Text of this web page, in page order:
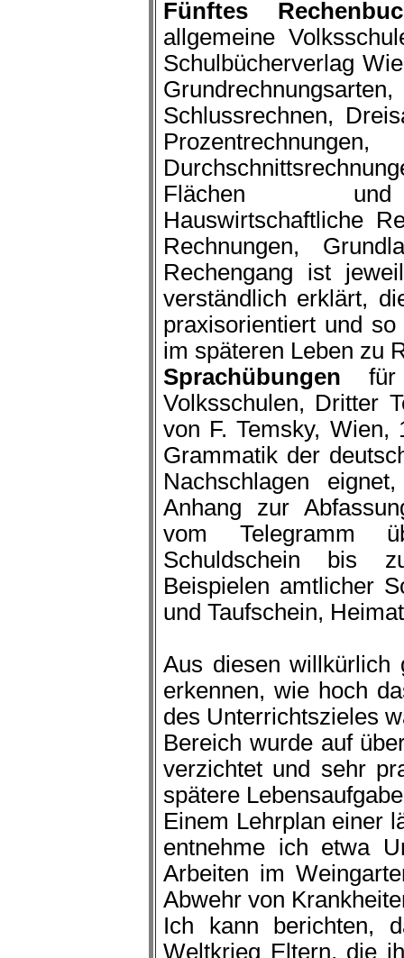
Fünftes
allgemeine
Schulbücherverlag
Schlussrechnen,
Flächen und
Hauswirtschaftliche
Rechnungen,
Rechengang ist
verständlich erklärt,
praxisorientiert und
im späteren Leben zu
Sprachübungen für
Volksschulen, Dritter
von F. Temsky, Wien,
Grammatik der
Nachschlagen
Anhang zur
vom Telegramm
Schuldschein bis
Beispielen amtlicher
und Taufschein,
Aus diesen willkürlich
erkennen, wie hoch
des Unterrichtszieles
Bereich wurde auf
verzichtet und sehr
spätere
Einem Lehrplan einer
entnehme ich etwa
Arbeiten im
Abwehr von
Ich kann berichten,
Weltkrieg Eltern, die